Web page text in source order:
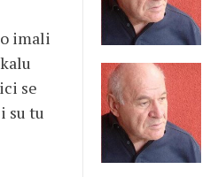
imali
se
su tu